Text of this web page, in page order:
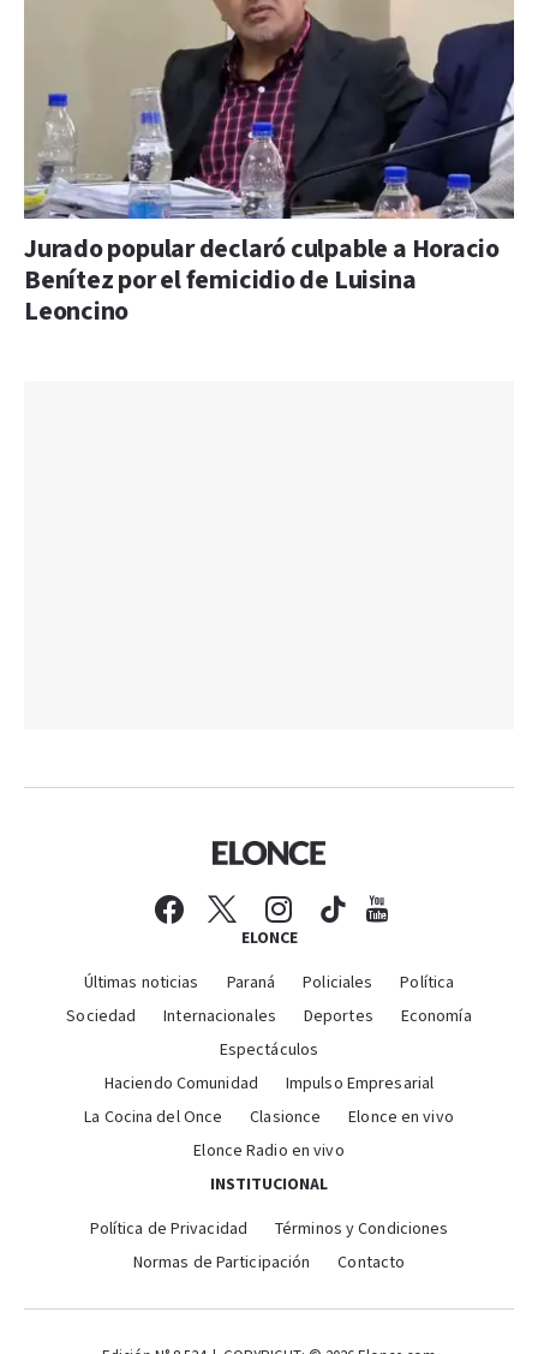
Jurado popular declaró culpable a Horacio
Benítez por el femicidio de Luisina
Leoncino
ELONCE
Últimas noticias Paraná Policiales
Política
Sociedad
Internacionales Deportes
Economía
Espectáculos
Haciendo Comunidad
Impulso Empresarial
La Cocina del Once
Clasionce
Elonce en vivo
Elonce Radio en vivo
INSTITUCIONAL
Política de Privacidad
Términos y Condiciones
Normas de Participación
Contacto